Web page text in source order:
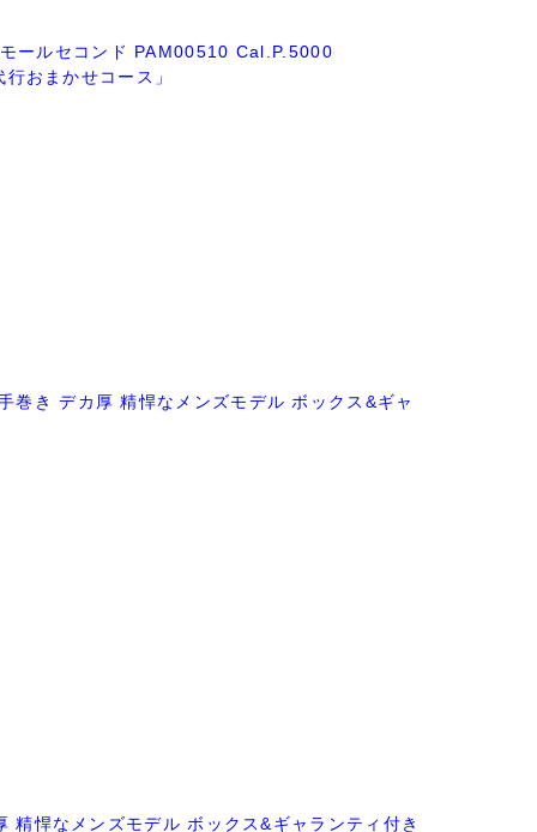
ールセコンド PAM00510 Cal.P.5000
おまかせコース」
き デカ厚 精悍なメンズモデル ボックス&ギャ
悍なメンズモデル ボックス&ギャランティ付き